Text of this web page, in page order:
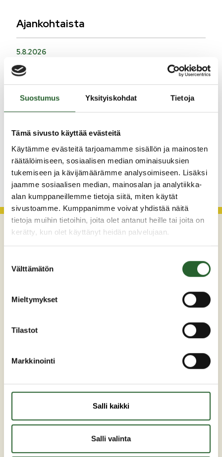
Suostumus Yksityiskohdat Tietoja
Tämä sivusto käyttää evästeitä
Käytämme evästeitä tarjoamamme sisällön ja mainosten
räätälöimiseen, sosiaalisen median ominaisuuksien
tukemiseen ja kävijämäärämme analysoimiseen. Lisäksi
jaamme sosiaalisen median, mainosalan ja analytiikka-
alan kumppaneillemme tietoja siitä, miten käytät
sivustoamme. Kumppanimme voivat yhdistää näitä
tietoja muihin tietoihin, joita olet antanut heille tai joita on
kerätty, kun olet käyttänyt heidän palvelujaan.
valinta
Välttämätön
Mieltymykset
Tilastot
Markkinointi
Salli kaikki
Salli valinta
Ajankohtaista
5.8.2026
Monitoimitalon kirjasto menee kiinni
perjantaina klo 12.00
3.8.2026
Henkilömuutoksia maaseutuhallinnossa
KATSO KAIKKI
PUOLANKA